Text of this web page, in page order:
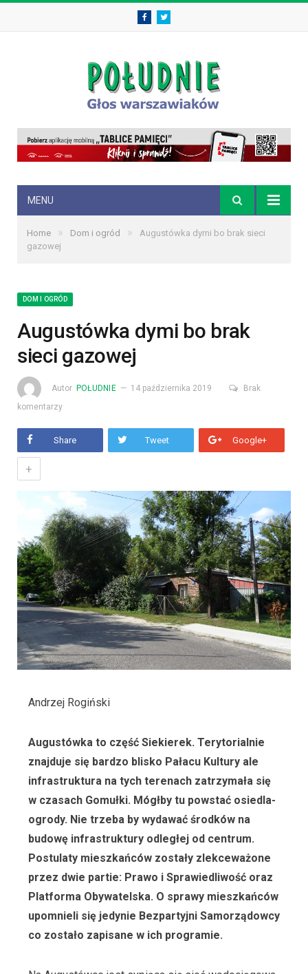
FacebookTwitter
MENU
Home » Dom i ogród »
Augustówka dymi bo brak sieci
gazowej
DOM I OGRÓD
Augustówka dymi bo brak
sieci gazowej
Autor POŁUDNIE 14 października 2019
Brak
komentarzy
Share Tweet Google+
+
Andrzej Rogiński
Augustówka to część Siekierek. Terytorialnie
znajduje się bardzo blisko Pałacu Kultury ale
infrastruktura na tych terenach zatrzymała się
w czasach Gomułki. Mógłby tu powstać osiedla-
ogrody. Nie trzeba by wydawać środków na
budowę infrastruktury odległej od centrum.
Postulaty mieszkańców zostały zlekceważone
przez dwie partie: Prawo i Sprawiedliwość oraz
Platforma Obywatelska. O sprawy mieszkańców
upomnieli się jedynie Bezpartyjni Samorządowcy
co zostało zapisane w ich programie.